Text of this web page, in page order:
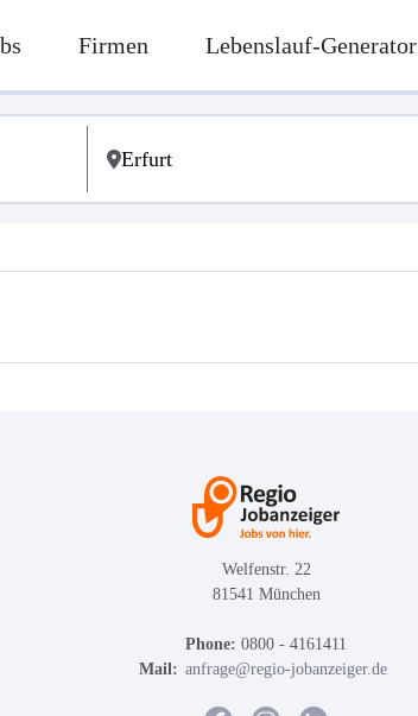
Firmen Lebenslauf-Generator
Welfenstr. 22
81541 München
Phone: 0800 - 4161411
Mail: anfrage@regio-jobanzeiger.de